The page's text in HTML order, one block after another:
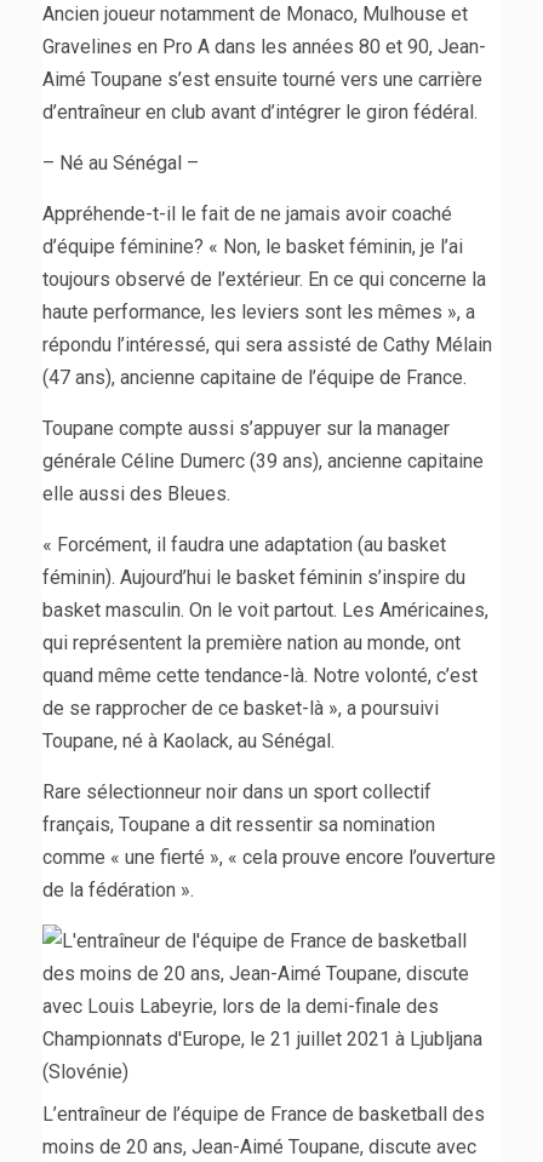
Ancien joueur notamment de Monaco, Mulhouse et
Gravelines en Pro A dans les années 80 et 90, Jean-
Aimé Toupane s’est ensuite tourné vers une carrière
d’entraîneur en club avant d’intégrer le giron fédéral.
– Né au Sénégal –
Appréhende-t-il le fait de ne jamais avoir coaché
d’équipe féminine? « Non, le basket féminin, je l’ai
toujours observé de l’extérieur. En ce qui concerne la
haute performance, les leviers sont les mêmes », a
répondu l’intéressé, qui sera assisté de Cathy Mélain
(47 ans), ancienne capitaine de l’équipe de France.
Toupane compte aussi s’appuyer sur la manager
générale Céline Dumerc (39 ans), ancienne capitaine
elle aussi des Bleues.
« Forcément, il faudra une adaptation (au basket
féminin). Aujourd’hui le basket féminin s’inspire du
basket masculin. On le voit partout. Les Américaines,
qui représentent la première nation au monde, ont
quand même cette tendance-là. Notre volonté, c’est
de se rapprocher de ce basket-là », a poursuivi
Toupane, né à Kaolack, au Sénégal.
Rare sélectionneur noir dans un sport collectif
français, Toupane a dit ressentir sa nomination
comme « une fierté », « cela prouve encore l’ouverture
de la fédération ».
L’entraîneur de l’équipe de France de basketball des
moins de 20 ans, Jean-Aimé Toupane, discute avec